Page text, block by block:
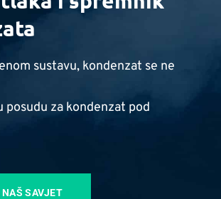
sustavu, kondenzat se ne
posudu za kondenzat pod
SAVJET